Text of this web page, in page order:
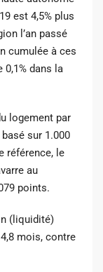
est 4,5% plus
l’an passé
cumulée à ces
dans la
logement par
sur 1.000
référence, le
au
points.
(liquidité)
mois, contre